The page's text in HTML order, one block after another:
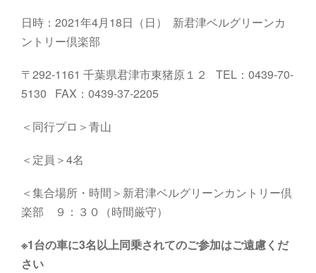
日時：2021年4月18日（日） 新君津ベルグリーンカ
ントリー倶楽部
〒292-1161 千葉県君津市東猪原１２ TEL：0439-70-
5130 FAX：0439-37-2205
＜同行プロ＞青山
＜定員＞4名
＜集合場所・時間＞新君津ベルグリーンカントリー倶
楽部 ９：３０（時間厳守）
※1台の車に3名以上同乗されてのご参加はご遠慮くだ
さい